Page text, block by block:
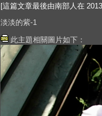
[這篇文章最後由南部人在
淡淡的紫-1
此主題相關圖片如下：